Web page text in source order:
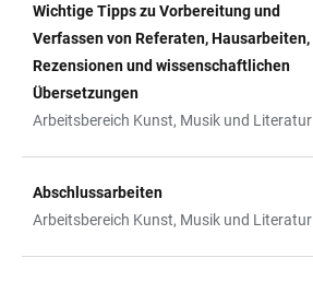
TABLE
Wichtige Tipps zu Vorbereitung und
Verfassen von Referaten, Hausarbeiten,
Rezensionen und wissenschaftlichen
Übersetzungen
Arbeitsbereich Kunst, Musik und Literatur
Abschlussarbeiten
Arbeitsbereich Kunst, Musik und Literatur